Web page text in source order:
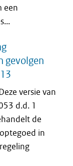
een
gevolgen
versie van
d.d. 1
de
in